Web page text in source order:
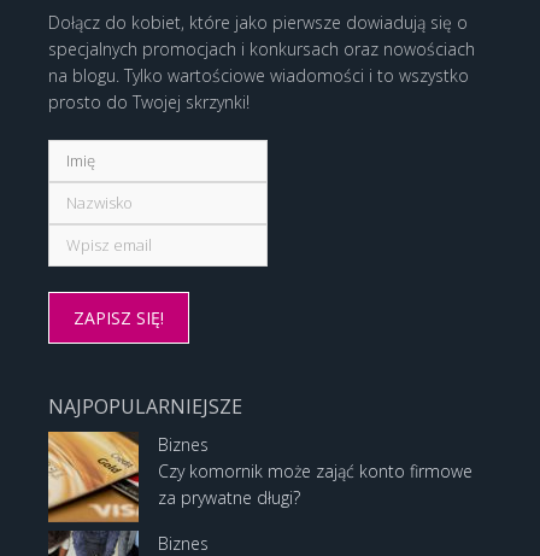
Dołącz do kobiet, które jako pierwsze dowiadują się o
specjalnych promocjach i konkursach oraz nowościach
na blogu. Tylko wartościowe wiadomości i to wszystko
prosto do Twojej skrzynki!
NAJPOPULARNIEJSZE
Biznes
Czy komornik może zająć konto firmowe
za prywatne długi?
Biznes